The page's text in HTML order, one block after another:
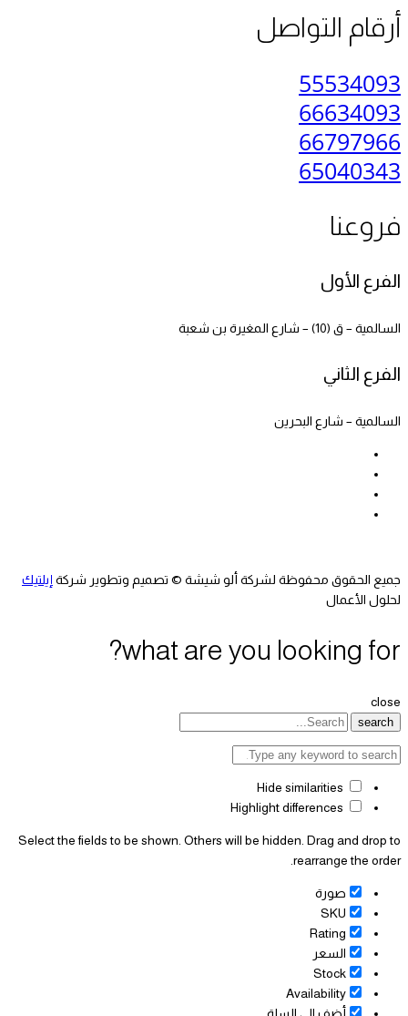
أرقام التواصل
55534093
66634093
66797966
65040343
فروعنا
الفرع الأول
السالمية – ق (10) – شارع المغيرة بن شعبة
الفرع الثاني
السالمية – شارع البحرين
جميع الحقوق محفوظة لشركة ألو شيشة © تصميم وتطوير شركة إيلتيك
لحلول الأعمال
what are you looking for?
close
search
Select the fields to be shown. Others will be hidden. Drag and drop to
rearrange the order.
صورة
SKU
Rating
السعر
Stock
Availability
أضف الى السلة